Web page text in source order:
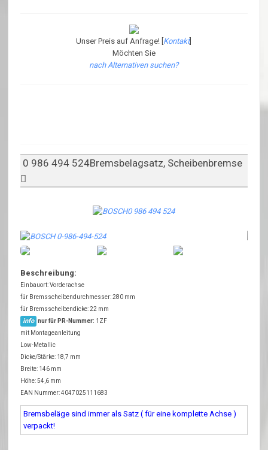
Unser Preis auf Anfrage! [Kontakt]
Möchten Sie
nach Alternativen suchen?
0 986 494 524Bremsbelagsatz, Scheibenbremse
Beschreibung:
Einbauort: Vorderachse
für Bremsscheibendurchmesser: 280 mm
für Bremsscheibendicke: 22 mm
info nur für PR-Nummer: 1ZF
mit Montageanleitung
Low-Metallic
Dicke/Stärke: 18,7 mm
Breite: 146 mm
Höhe: 54,6 mm
EAN Nummer: 4047025111683
Bremsbeläge sind immer als Satz ( für eine komplette Achse )
verpackt!